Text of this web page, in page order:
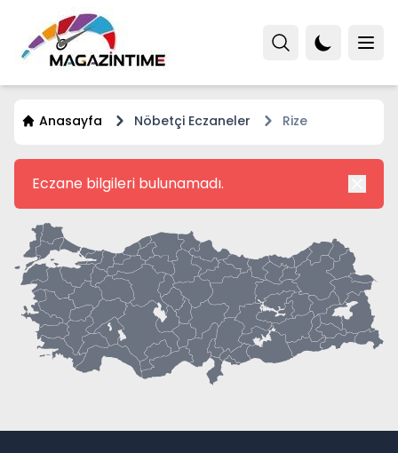
Anasayfa Nöbetçi Eczaneler Rize
Eczane bilgileri bulunamadı.